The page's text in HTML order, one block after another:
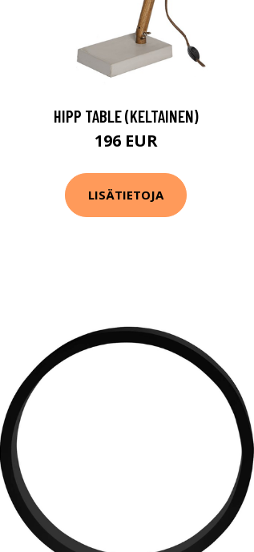
HIPP TABLE (KELTAINEN)
196 EUR
LISÄTIETOJA